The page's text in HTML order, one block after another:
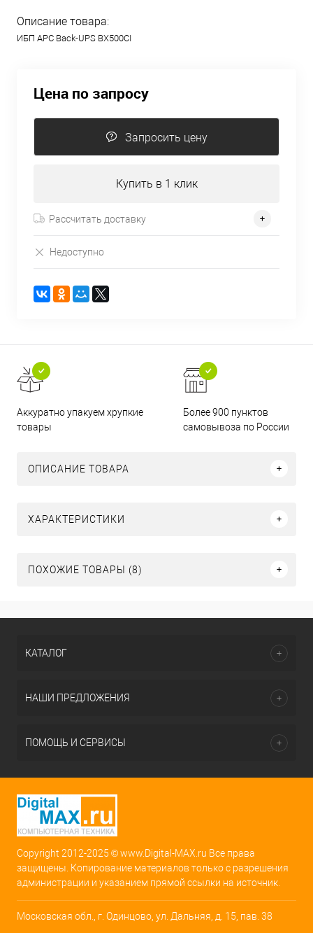
Описание товара:
ИБП APC Back-UPS BX500CI
Цена по запросу
Запросить цену
Купить в 1 клик
Рассчитать доставку
Недоступно
Аккуратно упакуем хрупкие
товары
Более 900 пунктов
самовывоза по России
ОПИСАНИЕ ТОВАРА
ХАРАКТЕРИСТИКИ
ПОХОЖИЕ ТОВАРЫ (8)
КАТАЛОГ
НАШИ ПРЕДЛОЖЕНИЯ
ПОМОЩЬ И СЕРВИСЫ
Copyright 2012-2025 © www.Digital-MAX.ru Все права
защищены. Копирование материалов только с разрешения
администрации и указанием прямой ссылки на источник.
Московская обл., г. Одинцово, ул. Дальняя, д. 15, пав. 38